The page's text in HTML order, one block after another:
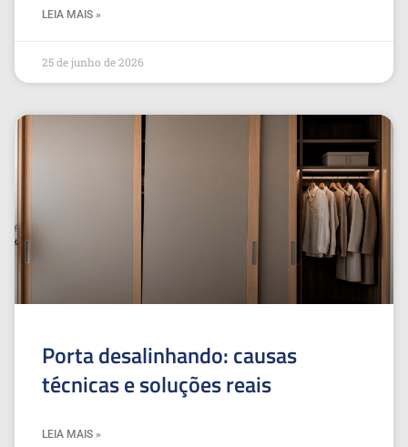
LEIA MAIS »
25 de junho de 2026
Porta desalinhando: causas
técnicas e soluções reais
LEIA MAIS »